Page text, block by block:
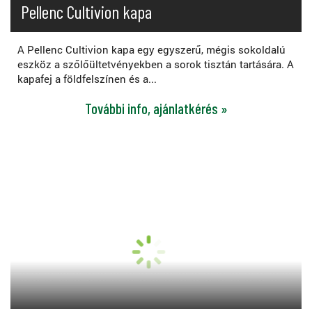
Pellenc Cultivion kapa
A Pellenc Cultivion kapa egy egyszerű, mégis sokoldalú
eszköz a szőlőültetvényekben a sorok tisztán tartására. A
kapafej a földfelszínen és a...
További info, ajánlatkérés »